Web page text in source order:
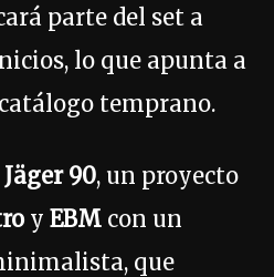
parte del set a
lo que apunta a
temprano.
Jäger 90, un proyecto
y EBM con un
que